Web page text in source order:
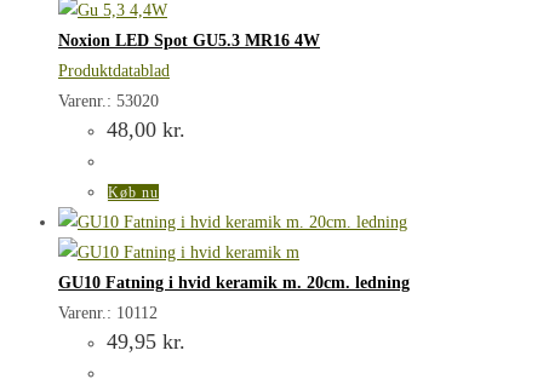
Noxion LED Spot GU5.3 MR16 4W
Produktdatablad
Varenr.: 53020
48,00 kr.
Køb nu
GU10 Fatning i hvid keramik m. 20cm. ledning
Varenr.: 10112
49,95 kr.